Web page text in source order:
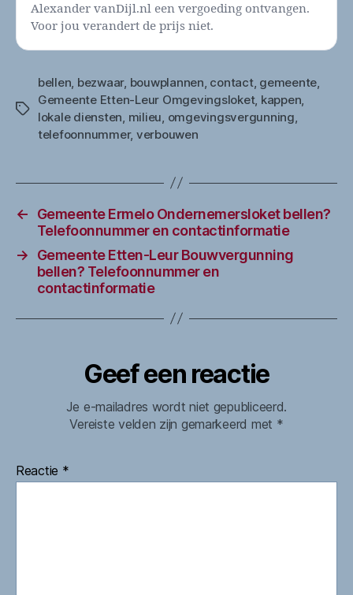
Alexander vanDijl.nl een vergoeding ontvangen.
Voor jou verandert de prijs niet.
Tags
bellen bezwaar, bouwplannen contact, gemeente
Gemeente Etten-Leur Omgevingsloket, kappen
lokale diensten milieu omgevingsvergunning
telefoonnummer, verbouwen
←
Gemeente Ermelo Ondernemersloket bellen?
Telefoonnummer en contactinformatie
→
Gemeente Etten-Leur Bouwvergunning
bellen? Telefoonnummer en
contactinformatie
Geef een reactie
Je e-mailadres wordt niet gepubliceerd.
Vereiste velden zijn gemarkeerd met *
Reactie *